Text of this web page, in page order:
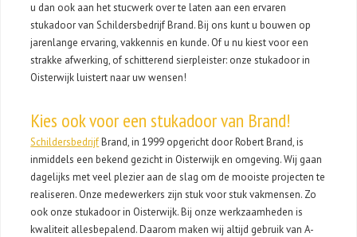
u dan ook aan het stucwerk over te laten aan een ervaren
stukadoor van Schildersbedrijf Brand. Bij ons kunt u bouwen op
jarenlange ervaring, vakkennis en kunde. Of u nu kiest voor een
strakke afwerking, of schitterend sierpleister: onze stukadoor in
Oisterwijk luistert naar uw wensen!
Kies ook voor een stukadoor van Brand!
SchildersbedrijfBrand, in 1999 opgericht door Robert Brand, is
inmiddels een bekend gezicht in Oisterwijk en omgeving. Wij gaan
dagelijks met veel plezier aan de slag om de mooiste projecten te
realiseren. Onze medewerkers zijn stuk voor stuk vakmensen. Zo
ook onze stukadoor in Oisterwijk. Bij onze werkzaamheden is
kwaliteit allesbepalend. Daarom maken wij altijd gebruik van A-